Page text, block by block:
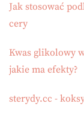
Jak stosować
cery
Kwas glikolowy
jakie ma efekty?
sterydy.cc -